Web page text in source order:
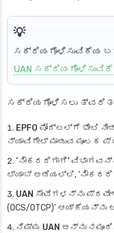
ಸಕ್ರಿಯಗೊಳಿಸುವಿಕೆಯ
UAN ಸಕ್ರಿಯಗೊಳಿಸುವಿಕೆ
ಸಕ್ರಿಯಗೊಳಿಸಲು ತ್ವರಿತ
EPFO ಪೋರ್ಟಲ್‌ಗೆ ಭೇಟಿ
ನ್ಯಾವಿಗೇಟ್ ಮಾಡುವ ಮೂಲಕ
‘ನೌಕರರಿಗಾಗಿ’
ಟ್ಯಾಬ್ ಅಡಿಯಲ್ಲಿ,
UAN ಸೇವೆಗಳನ್ನು
(OCS/OTCP)’
ನಿಮ್ಮ UAN ಅನ್ನು